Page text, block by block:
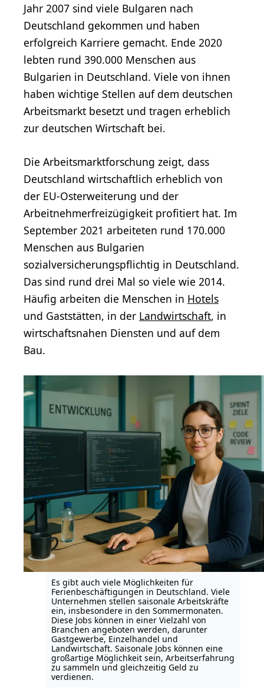
Jahr 2007 sind viele Bulgaren nach
Deutschland gekommen und haben
erfolgreich Karriere gemacht. Ende 2020
lebten rund 390.000 Menschen aus
Bulgarien in Deutschland. Viele von ihnen
haben wichtige Stellen auf dem deutschen
Arbeitsmarkt besetzt und tragen erheblich
zur deutschen Wirtschaft bei.
Die Arbeitsmarktforschung zeigt, dass
Deutschland wirtschaftlich erheblich von
der EU-Osterweiterung und der
Arbeitnehmerfreizügigkeit profitiert hat. Im
September 2021 arbeiteten rund 170.000
Menschen aus Bulgarien
sozialversicherungspflichtig in Deutschland.
Das sind rund drei Mal so viele wie 2014.
Häufig arbeiten die Menschen in Hotels
und Gaststätten, in der Landwirtschaft, in
wirtschaftsnahen Diensten und auf dem
Bau.
Es gibt auch viele Möglichkeiten für
Ferienbeschäftigungen in Deutschland. Viele
Unternehmen stellen saisonale Arbeitskräfte
ein, insbesondere in den Sommermonaten.
Diese Jobs können in einer Vielzahl von
Branchen angeboten werden, darunter
Gastgewerbe, Einzelhandel und
Landwirtschaft. Saisonale Jobs können eine
großartige Möglichkeit sein, Arbeitserfahrung
zu sammeln und gleichzeitig Geld zu
verdienen.